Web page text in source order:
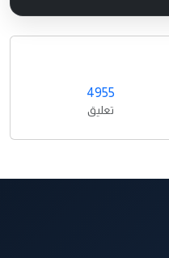
4955
تعليق